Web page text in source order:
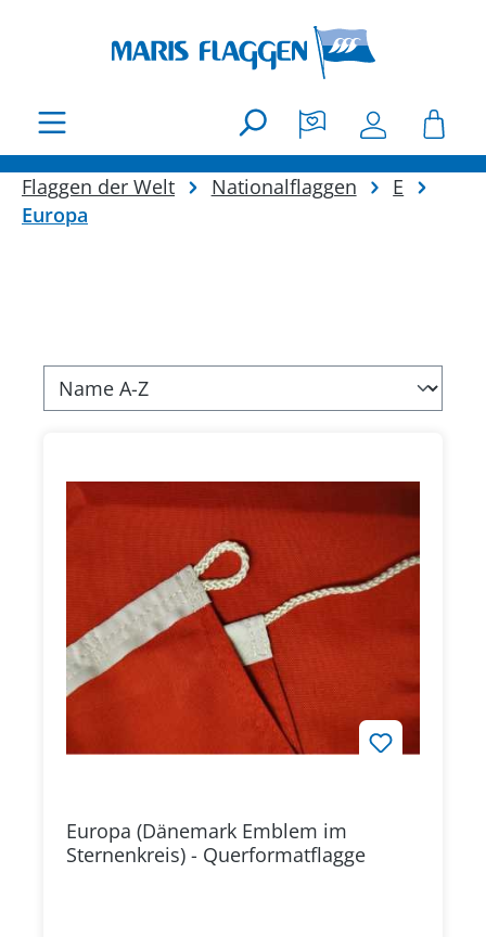
Flaggen der Welt Nationalflaggen
E
Europa
Europa (Dänemark Emblem im
Sternenkreis) - Querformatflagge